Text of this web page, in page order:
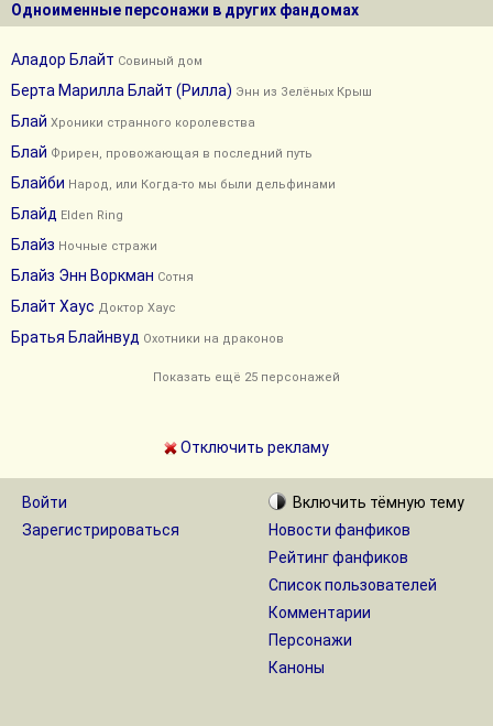
Одноименные персонажи в других фандомах
Аладор Блайт Совиный дом
Берта Марилла Блайт (Рилла) Энн из Зелёных Крыш
Блай Хроники странного королевства
Блай Фрирен, провожающая в последний путь
Блайби Народ, или Когда-то мы были дельфинами
Блайд Elden Ring
Блайз Ночные стражи
Блайз Энн Воркман Сотня
Блайт Хаус Доктор Хаус
Братья Блайнвуд Охотники на драконов
Показать ещё 25 персонажей
Отключить рекламу
Войти
Зарегистрироваться
Включить тёмную тему
Новости фанфиков
Рейтинг фанфиков
Список пользователей
Комментарии
Персонажи
Каноны